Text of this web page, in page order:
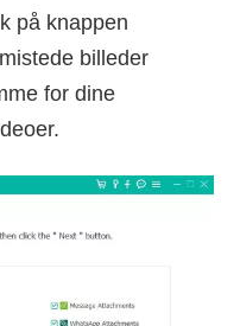
på knappen
billeder
for dine